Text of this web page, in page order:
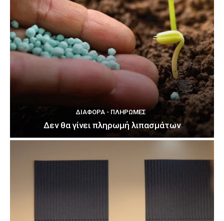
ΔΙΆΦΟΡΑ - ΠΛΗΡΩΜΈΣ
Δεν θα γίνει πληρωμή λιπασμάτων